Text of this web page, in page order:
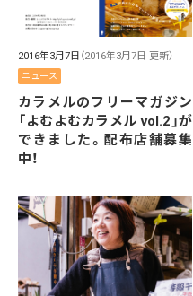
2016年3月7日 （2016年3月7日 更新）
ニュース
カラメルのフリーマガジン
「よむよむカラメル vol.2」が
できました。配布店舗募集
中！